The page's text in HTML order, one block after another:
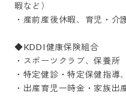
暇など）
・産前産後休暇、育児・介
◆KDDI健康保険組合
・スポーツクラブ、保養所
・特定健診・特定保健指導
・出産育児一時金・家族出